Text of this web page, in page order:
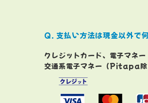
支払い方法は現金以外で
クレジットカード、電子マネ
交通系電子マネー（Pitapa除